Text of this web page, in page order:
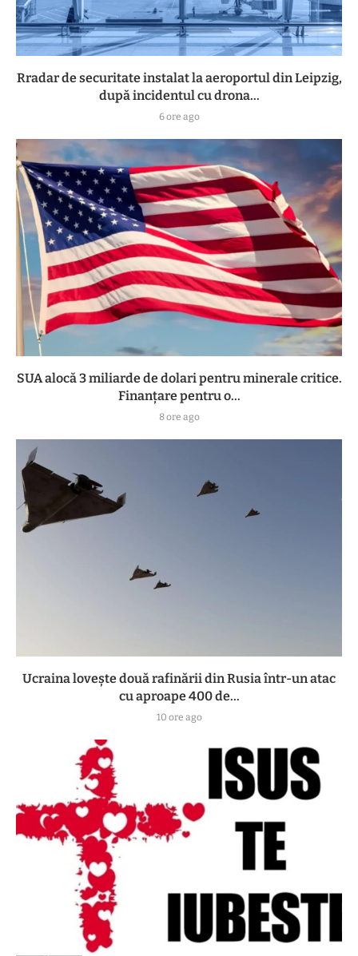
Rradar de securitate instalat la aeroportul din Leipzig,
după incidentul cu drona...
6 ore ago
SUA alocă 3 miliarde de dolari pentru minerale critice.
Finanțare pentru o...
8 ore ago
Ucraina lovește două rafinării din Rusia într-un atac
cu aproape 400 de...
10 ore ago